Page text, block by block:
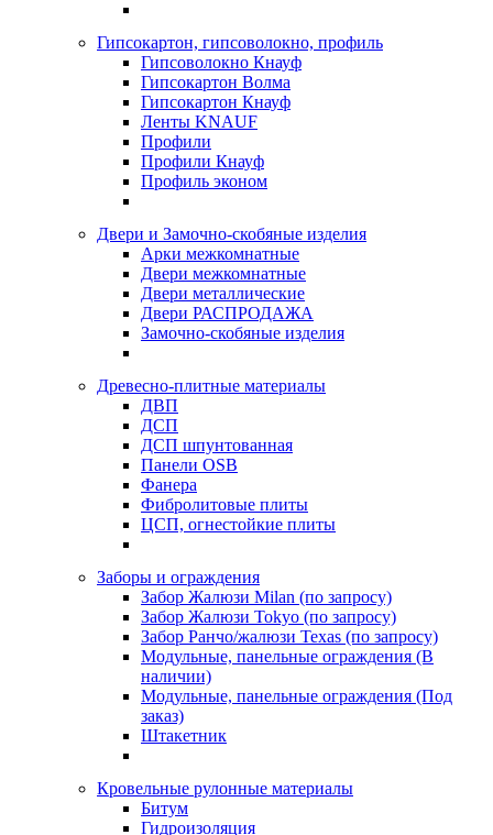
Гипсокартон, гипсоволокно, профиль
Гипсоволокно Кнауф
Гипсокартон Волма
Гипсокартон Кнауф
Ленты KNAUF
Профили
Профили Кнауф
Профиль эконом
Двери и Замочно-скобяные изделия
Арки межкомнатные
Двери межкомнатные
Двери металлические
Двери РАСПРОДАЖА
Замочно-скобяные изделия
Древесно-плитные материалы
ДВП
ДСП
ДСП шпунтованная
Панели OSB
Фанера
Фибролитовые плиты
ЦСП, огнестойкие плиты
Заборы и ограждения
Забор Жалюзи Milan (по запросу)
Забор Жалюзи Tokyo (по запросу)
Забор Ранчо/жалюзи Texas (по запросу)
Модульные, панельные ограждения (В
наличии)
Модульные, панельные ограждения (Под
заказ)
Штакетник
Кровельные рулонные материалы
Битум
Гидроизоляция